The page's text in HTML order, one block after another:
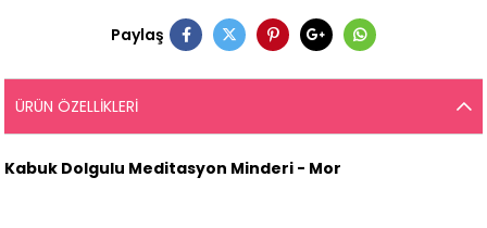
Paylaş
ÜRÜN ÖZELLIKLERI
Kabuk Dolgulu Meditasyon Minderi - Mor